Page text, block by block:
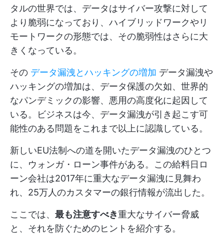
タルの世界では、データはサイバー攻撃に対して
より脆弱になっており、ハイブリッドワークやリ
モートワークの形態では、その脆弱性はさらに大
きくなっている。
その データ漏洩とハッキングの増加 データ漏洩や
ハッキングの増加は、データ保護の欠如、世界的
なパンデミックの影響、悪用の高度化に起因して
いる。ビジネスは今、データ漏洩が引き起こす可
能性のある問題をこれまで以上に認識している。
新しいEU法制への道を開いたデータ漏洩のひとつ
に、ウォンガ・ローン事件がある。この給料日ロ
ーン会社は2017年に重大なデータ漏洩に見舞わ
れ、25万人のカスタマーの銀行情報が流出した。
ここでは、 最も注意すべき重大なサイバー脅威
と、それを防ぐためのヒントを紹介する。